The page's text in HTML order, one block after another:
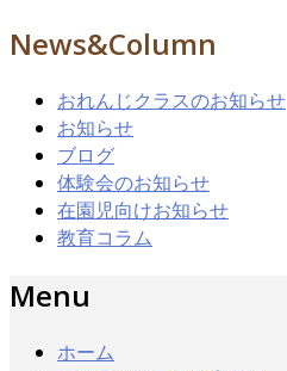
News&Column
おれんじクラスのお知らせ
お知らせ
ブログ
体験会のお知らせ
在園児向けお知らせ
教育コラム
Menu
ホーム